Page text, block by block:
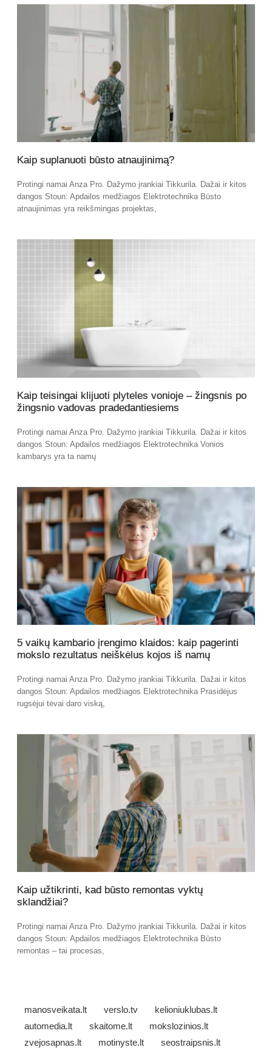
Kaip suplanuoti būsto atnaujinimą?
Protingi namai Anza Pro. Dažymo įrankiai Tikkurila. Dažai ir kitos
dangos Stoun: Apdailos medžiagos Elektrotechnika Būsto
atnaujinimas yra reikšmingas projektas,
Kaip teisingai klijuoti plyteles vonioje – žingsnis po
žingsnio vadovas pradedantiesiems
Protingi namai Anza Pro. Dažymo įrankiai Tikkurila. Dažai ir kitos
dangos Stoun: Apdailos medžiagos Elektrotechnika Vonios
kambarys yra ta namų
5 vaikų kambario įrengimo klaidos: kaip pagerinti
mokslo rezultatus neiškėlus kojos iš namų
Protingi namai Anza Pro. Dažymo įrankiai Tikkurila. Dažai ir kitos
dangos Stoun: Apdailos medžiagos Elektrotechnika Prasidėjus
rugsėjui tėvai daro viską,
Kaip užtikrinti, kad būsto remontas vyktų
sklandžiai?
Protingi namai Anza Pro. Dažymo įrankiai Tikkurila. Dažai ir kitos
dangos Stoun: Apdailos medžiagos Elektrotechnika Būsto
remontas – tai procesas,
manosveikata.lt verslo.tv
kelioniuklubas.lt
automedia.lt
skaitome.lt
mokslozinios.lt
zvejosapnas.lt
motinyste.lt seostraipsnis.lt